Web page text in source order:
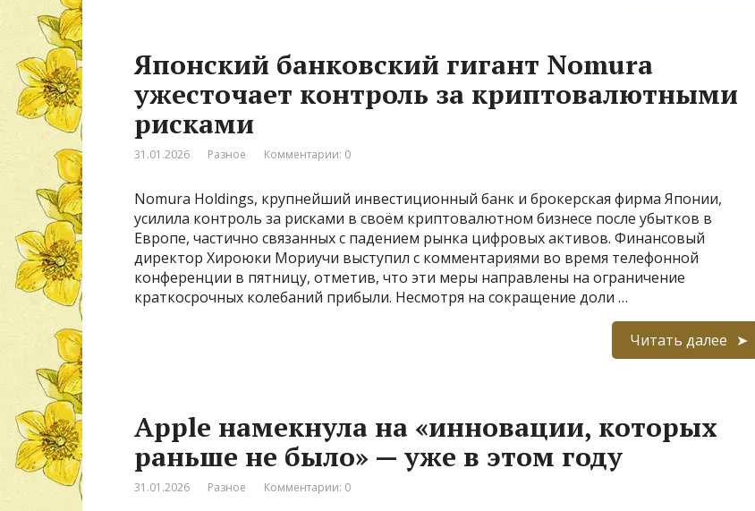
Японский банковский гигант Nomura
ужесточает контроль за криптовалютными
рисками
31.01.2026 Разное Комментарии: 0
Nomura Holdings, крупнейший инвестиционный банк и брокерская фирма Японии,
усилила контроль за рисками в своём криптовалютном бизнесе после убытков в
Европе, частично связанных с падением рынка цифровых активов. Финансовый
директор Хироюки Мориучи выступил с комментариями во время телефонной
конференции в пятницу, отметив, что эти меры направлены на ограничение
краткосрочных колебаний прибыли. Несмотря на сокращение доли …
Читать далее
Apple намекнула на «инновации, которых
раньше не было» — уже в этом году
31.01.2026 Разное Комментарии: 0